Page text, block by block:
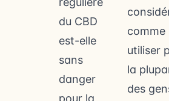
comme
utiliser
la
des